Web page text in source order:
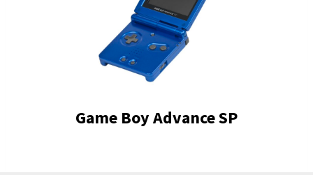
Game Boy Advance SP